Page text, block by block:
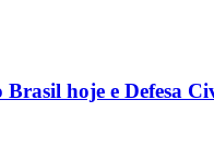
Brasil hoje e Defesa